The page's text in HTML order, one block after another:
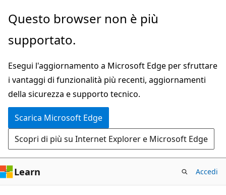
Ignora
passa
contenuto
principale
Questo browser non è più
supportato.
Esegui l'aggiornamento a Microsoft Edge per sfruttare
i vantaggi di funzionalità più recenti, aggiornamenti
della sicurezza e supporto tecnico.
Scarica Microsoft Edge
Scopri di più su Internet Explorer e Microsoft Edge
Learn Accedi